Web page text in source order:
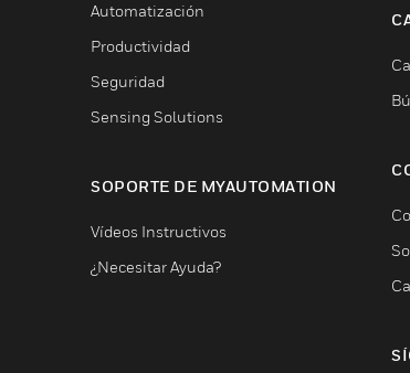
Automatización
Productividad
Seguridad
Sensing Solutions
SOPORTE DE MYAUTOMATION
Vídeos Instructivos
¿Necesitar Ayuda?